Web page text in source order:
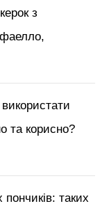
з
та корисно?
таких